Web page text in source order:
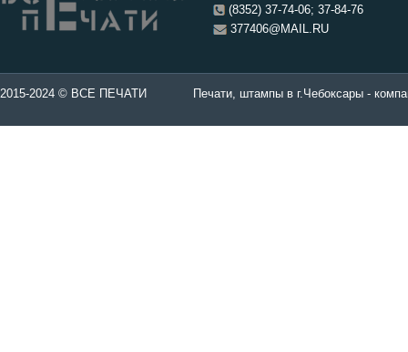
(8352) 37-74-06; 37-84-76
377406@MAIL.RU
в Чебоксары. Печати, штампы в г.Чебоксары -
2015-2024 © ВСЕ ПЕЧАТИ